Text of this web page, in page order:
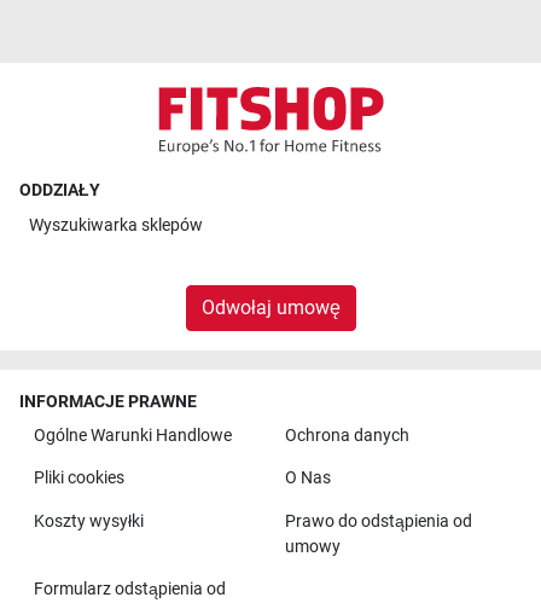
ODDZIAŁY
Wyszukiwarka sklepów
Odwołaj umowę
INFORMACJE PRAWNE
Ogólne Warunki Handlowe
Ochrona danych
Pliki cookies O Nas
Koszty wysyłki
Prawo do odstąpienia od
umowy
Formularz odstąpienia od